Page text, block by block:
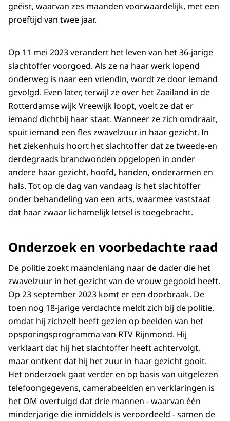
geëist, waarvan zes maanden voorwaardelijk, met een
proeftijd van twee jaar.
Op 11 mei 2023 verandert het leven van het 36-jarige
slachtoffer voorgoed. Als ze na haar werk lopend
onderweg is naar een vriendin, wordt ze door iemand
gevolgd. Even later, terwijl ze over het Zaailand in de
Rotterdamse wijk Vreewijk loopt, voelt ze dat er
iemand dichtbij haar staat. Wanneer ze zich omdraait,
spuit iemand een fles zwavelzuur in haar gezicht. In
het ziekenhuis hoort het slachtoffer dat ze tweede-en
derdegraads brandwonden opgelopen in onder
andere haar gezicht, hoofd, handen, onderarmen en
hals. Tot op de dag van vandaag is het slachtoffer
onder behandeling van een arts, waarmee vaststaat
dat haar zwaar lichamelijk letsel is toegebracht.
Onderzoek en voorbedachte raad
De politie zoekt maandenlang naar de dader die het
zwavelzuur in het gezicht van de vrouw gegooid heeft.
Op 23 september 2023 komt er een doorbraak. De
toen nog 18-jarige verdachte meldt zich bij de politie,
omdat hij zichzelf heeft gezien op beelden van het
opsporingsprogramma van RTV Rijnmond. Hij
verklaart dat hij het slachtoffer heeft achtervolgt,
maar ontkent dat hij het zuur in haar gezicht gooit.
Het onderzoek gaat verder en op basis van uitgelezen
telefoongegevens, camerabeelden en verklaringen is
het OM overtuigd dat drie mannen - waarvan één
minderjarige die inmiddels is veroordeeld - samen de